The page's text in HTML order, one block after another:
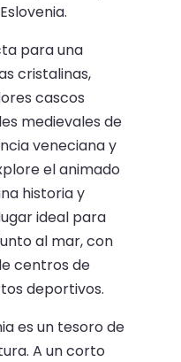
para una
cristalinas,
cascos
medievales de
veneciana y
el animado
historia y
ideal para
al mar, con
centros de
deportivos.
es un tesoro de
A un corto